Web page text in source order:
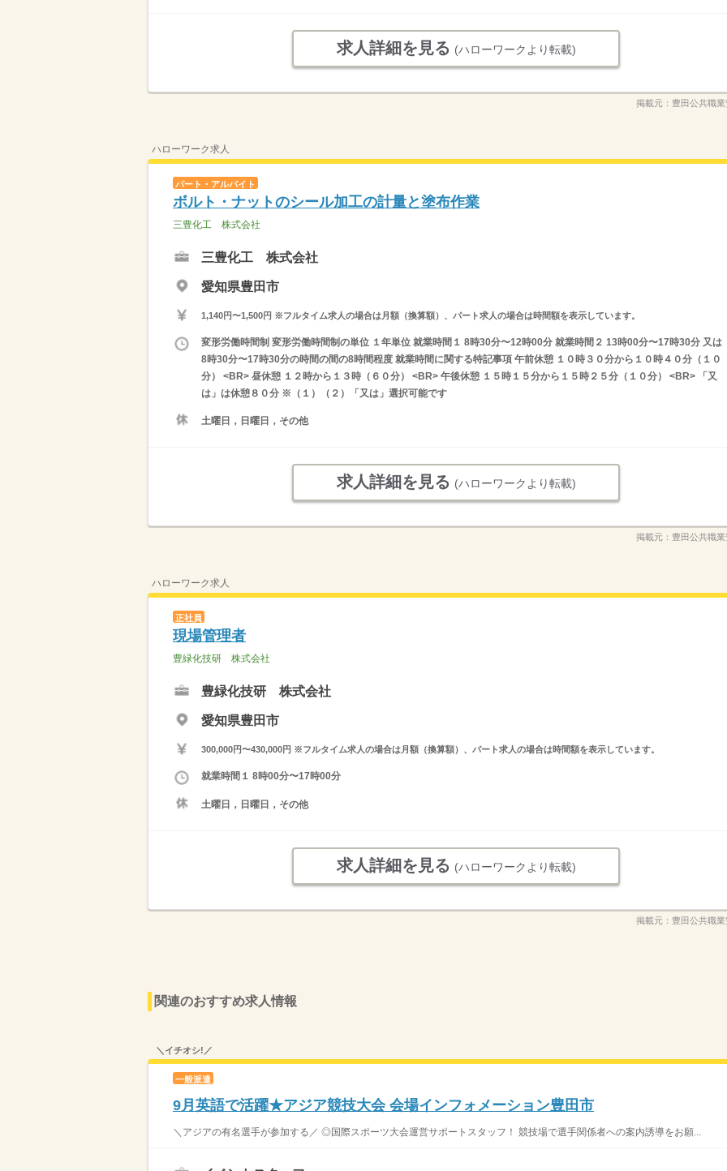
求人詳細を見る (ハローワークより転載)
掲載元： 豊田公共職
ハローワーク求人
パート・アルバイト
ボルト・ナットのシール加工の計量と塗布作業
三豊化工 株式会社
三豊化工 株式会社
愛知県豊田市
1,140円〜1,500円 ※フルタイム求人の場合は月額（換算額）、パート求人の場合は時間額を表示しています。
変形労働時間制 変形労働時間制の単位 １年単位 就業時間１ 8時30分〜12時00分 就業時間２ 13時00分〜17時30分 又は
8時30分〜17時30分の時間の間の8時間程度 就業時間に関する特記事項 午前休憩 １０時３０分から１０時４０分（１０
分） <BR> 昼休憩 １２時から１３時（６０分） <BR> 午後休憩 １５時１５分から１５時２５分（１０分） <BR> 「又
は」は休憩８０分 ※（１）（２）「又は」選択可能です
土曜日，日曜日，その他
求人詳細を見る (ハローワークより転載)
掲載元： 豊田公共職
ハローワーク求人
正社員
現場管理者
豊緑化技研 株式会社
豊緑化技研 株式会社
愛知県豊田市
300,000円〜430,000円 ※フルタイム求人の場合は月額（換算額）、パート求人の場合は時間額を表示しています。
就業時間１ 8時00分〜17時00分
土曜日，日曜日，その他
求人詳細を見る (ハローワークより転載)
掲載元： 豊田公共職
関連のおすすめ求人情報
＼イチオシ!／
一般派遣
9月英語で活躍★アジア競技大会 会場インフォメーション豊田市
＼アジアの有名選手が参加する／ ◎国際スポーツ大会運営サポートスタッフ！ 競技場で選手関係者への案内誘導をお願...